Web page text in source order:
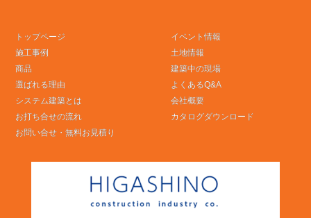
トップページ
施工事例
商品
選ばれる理由
システム建築とは
お打ち合せの流れ
お問い合せ・無料お見積り
イベント情報
土地情報
建築中の現場
よくあるQ&A
会社概要
カタログダウンロード